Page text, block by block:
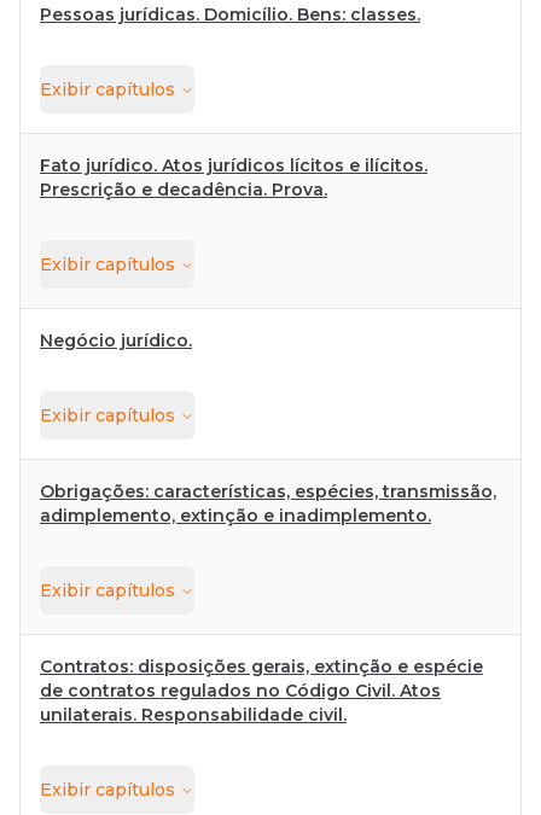
Pessoas jurídicas. Domicílio. Bens: classes.
Exibir capítulos
Fato jurídico. Atos jurídicos lícitos e ilícitos.
Prescrição e decadência. Prova.
Exibir capítulos
Negócio jurídico.
Exibir capítulos
Obrigações: características, espécies, transmissão,
adimplemento, extinção e inadimplemento.
Exibir capítulos
Contratos: disposições gerais, extinção e espécie
de contratos regulados no Código Civil. Atos
unilaterais. Responsabilidade civil.
Exibir capítulos